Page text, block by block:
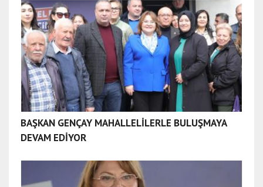
BAŞKAN GENÇAY MAHALLELİLERLE BULUŞMAYA
DEVAM EDİYOR